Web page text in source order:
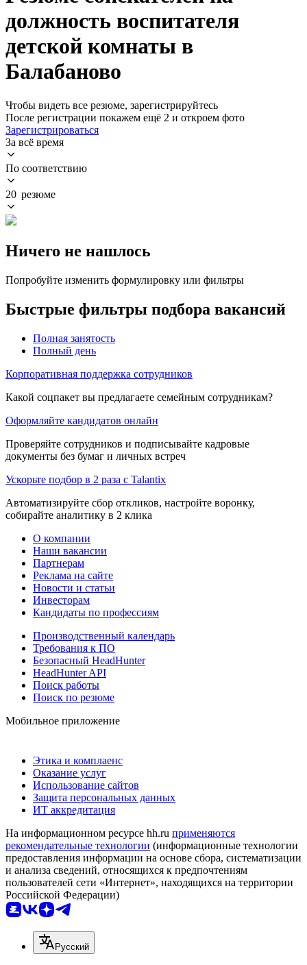
должность воспитателя
детской комнаты в
Балабаново
Чтобы видеть все резюме, зарегистрируйтесь
После регистрации покажем ещё 2 и откроем фото
Зарегистрироваться
За всё время
По соответствию
20 резюме
Ничего не нашлось
Попробуйте изменить формулировку или фильтры
Быстрые фильтры подбора вакансий
Полная занятость
Полный день
Корпоративная поддержка сотрудников
Какой соцпакет вы предлагаете семейным сотрудникам?
Оформляйте кандидатов онлайн
Проверяйте сотрудников и подписывайте кадровые
документы без бумаг и личных встреч
Ускорьте подбор в 2 раза с Talantix
Автоматизируйте сбор откликов, настройте воронку,
собирайте аналитику в 2 клика
О компании
Наши вакансии
Партнерам
Реклама на сайте
Новости и статьи
Инвесторам
Кандидаты по профессиям
Производственный календарь
Требования к ПО
Безопасный HeadHunter
HeadHunter API
Поиск работы
Поиск по резюме
Мобильное приложение
Этика и комплаенс
Оказание услуг
Использование сайтов
Защита персональных данных
ИТ аккредитация
На информационном ресурсе hh.ru применяются
рекомендательные технологии (информационные технологии
предоставления информации на основе сбора, систематизации
и анализа сведений, относящихся к предпочтениям
пользователей сети «Интернет», находящихся на территории
Российской Федерации)
Русский